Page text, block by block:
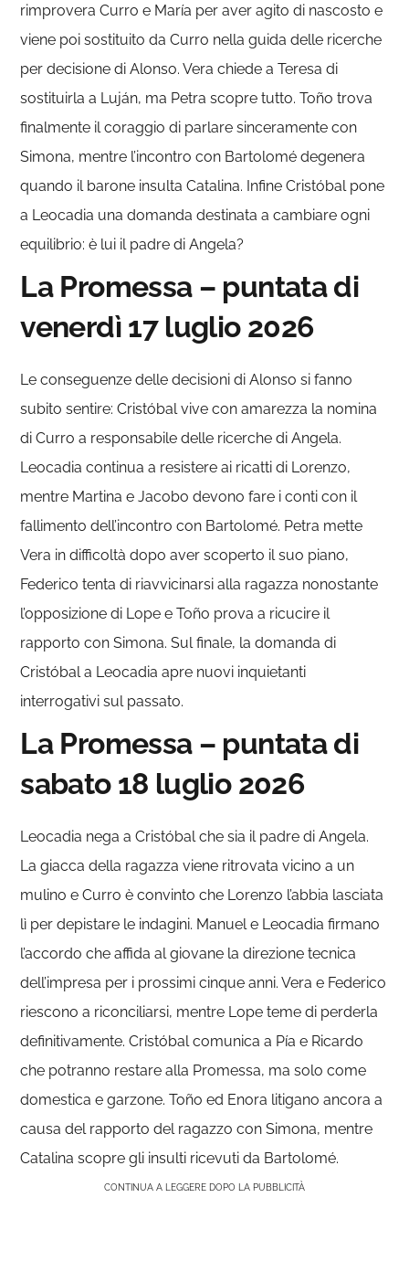
rimprovera Curro e María per aver agito di nascosto e
viene poi sostituito da Curro nella guida delle ricerche
per decisione di Alonso. Vera chiede a Teresa di
sostituirla a Luján, ma Petra scopre tutto. Toño trova
finalmente il coraggio di parlare sinceramente con
Simona, mentre l’incontro con Bartolomé degenera
quando il barone insulta Catalina. Infine Cristóbal pone
a Leocadia una domanda destinata a cambiare ogni
equilibrio: è lui il padre di Angela?
La Promessa – puntata di
venerdì 17 luglio 2026
Le conseguenze delle decisioni di Alonso si fanno
subito sentire: Cristóbal vive con amarezza la nomina
di Curro a responsabile delle ricerche di Angela.
Leocadia continua a resistere ai ricatti di Lorenzo,
mentre Martina e Jacobo devono fare i conti con il
fallimento dell’incontro con Bartolomé. Petra mette
Vera in difficoltà dopo aver scoperto il suo piano,
Federico tenta di riavvicinarsi alla ragazza nonostante
l’opposizione di Lope e Toño prova a ricucire il
rapporto con Simona. Sul finale, la domanda di
Cristóbal a Leocadia apre nuovi inquietanti
interrogativi sul passato.
La Promessa – puntata di
sabato 18 luglio 2026
Leocadia nega a Cristóbal che sia il padre di Angela.
La giacca della ragazza viene ritrovata vicino a un
mulino e Curro è convinto che Lorenzo l’abbia lasciata
lì per depistare le indagini. Manuel e Leocadia firmano
l’accordo che affida al giovane la direzione tecnica
dell’impresa per i prossimi cinque anni. Vera e Federico
riescono a riconciliarsi, mentre Lope teme di perderla
definitivamente. Cristóbal comunica a Pía e Ricardo
che potranno restare alla Promessa, ma solo come
domestica e garzone. Toño ed Enora litigano ancora a
causa del rapporto del ragazzo con Simona, mentre
Catalina scopre gli insulti ricevuti da Bartolomé.
CONTINUA A LEGGERE DOPO LA PUBBLICITÀ